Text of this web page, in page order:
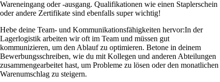
Wareneingang oder -ausgang. Qualifikationen wie einen Staplerschein
oder andere Zertifikate sind ebenfalls super wichtig!
Hebe deine Team- und Kommunikationsfähigkeiten hervor:In der
Lagerlogistik arbeiten wir oft im Team und müssen gut
kommunizieren, um den Ablauf zu optimieren. Betone in deinem
Bewerbungsschreiben, wie du mit Kollegen und anderen Abteilungen
zusammengearbeitet hast, um Probleme zu lösen oder den monatlichen
Warenumschlag zu steigern.